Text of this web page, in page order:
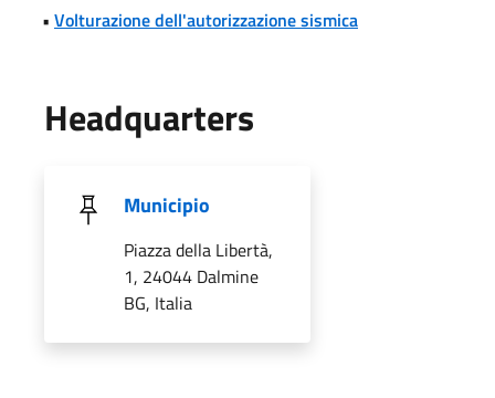
• Volturazione dell'autorizzazione sismica
Headquarters
Municipio
Piazza della Libertà,
1, 24044 Dalmine
BG, Italia